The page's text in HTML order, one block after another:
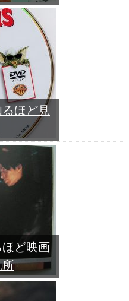
るほど見
ど映画
所